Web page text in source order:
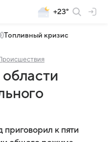
+23°
Топливный кризис
приговорил к пяти